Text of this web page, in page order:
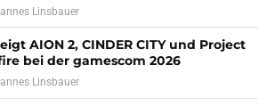
Linsbauer
AION 2, CINDER CITY und Project
bei der gamescom 2026
Linsbauer